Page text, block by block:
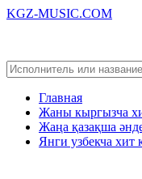
KGZ-MUSIC.COM
Главная
Жаны кыргызча
Жаңа қазақша
Янги узбекча хит